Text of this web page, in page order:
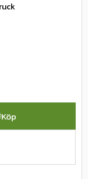
Köp